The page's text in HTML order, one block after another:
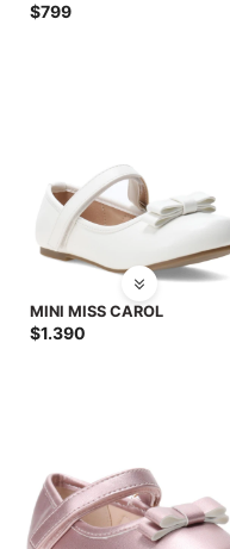
$799
MINI MISS CAROL
$1.390